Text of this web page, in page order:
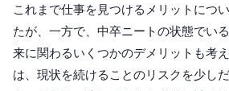
これまで仕事を見つけるメリットにつ
たが、一方で、中卒ニートの状態でい
来に関わるいくつかのデメリットも考
は、現状を続けることのリスクを少し